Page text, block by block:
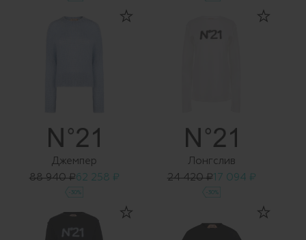
Джемпер
88 940 ₽62 258 ₽
-30%
Лонгслив
24 420 ₽17 094 ₽
-30%